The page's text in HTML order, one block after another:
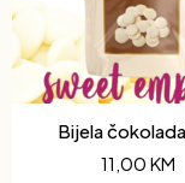
Bijela
11,00 KM